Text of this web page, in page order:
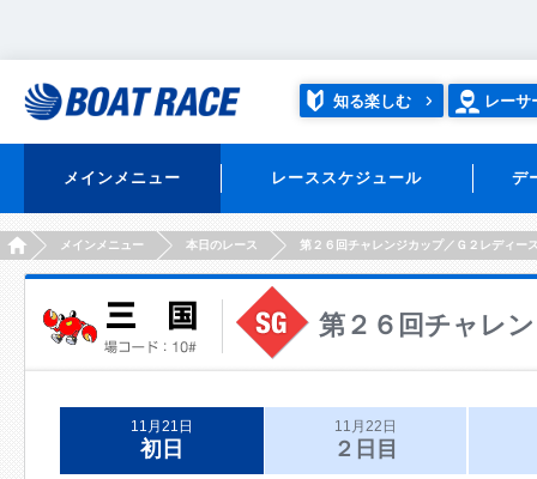
知る楽しむ レーサ
メインメニュー レーススケジュール デ
HOMEメインメニュー 本日のレース 第２６回チャレンジカップ／Ｇ２レディー
第２６回チャレ
11月21日
初日
11月22日
２日目